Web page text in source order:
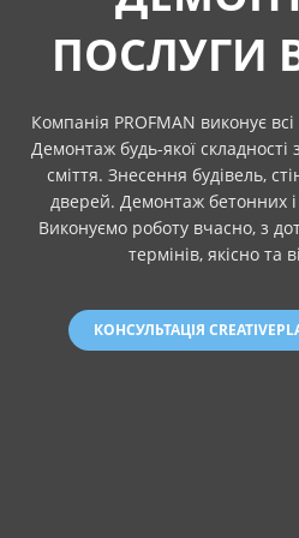
ПОСЛУГИ
Компанія PROFMAN виконує
Демонтаж будь-якої
сміття. Знесення будівель,
дверей. Демонтаж бетонних і
Виконуємо роботу вчасно, з
термінів, якісно та
КОНСУЛЬТАЦІЯ